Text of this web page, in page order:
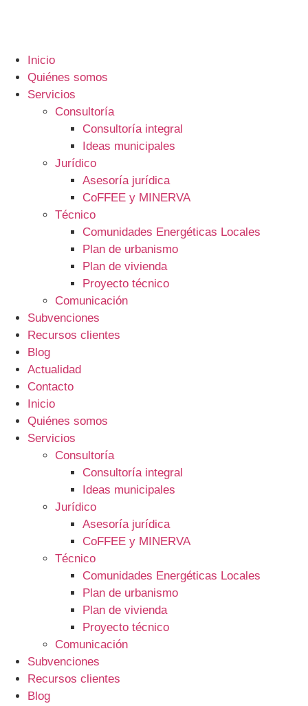
Inicio
Quiénes somos
Servicios
Consultoría
Consultoría integral
Ideas municipales
Jurídico
Asesoría jurídica
CoFFEE y MINERVA
Técnico
Comunidades Energéticas Locales
Plan de urbanismo
Plan de vivienda
Proyecto técnico
Comunicación
Subvenciones
Recursos clientes
Blog
Actualidad
Contacto
Inicio
Quiénes somos
Servicios
Consultoría
Consultoría integral
Ideas municipales
Jurídico
Asesoría jurídica
CoFFEE y MINERVA
Técnico
Comunidades Energéticas Locales
Plan de urbanismo
Plan de vivienda
Proyecto técnico
Comunicación
Subvenciones
Recursos clientes
Blog